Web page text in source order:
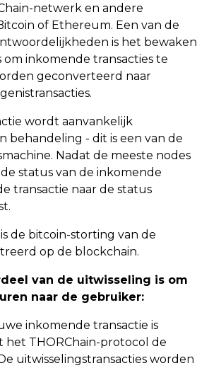
netwerk en andere
of Ethereum. Een van de
is het bewaken
inkomende transacties te
geconverteerd naar
wordt aanvankelijk
behandeling - dit is een van de
Nadat de meeste nodes
status van de inkomende
transactie naar de status
de bitcoin-storting van de
op de blockchain.
van de uitwisseling is om
naar de gebruiker:
inkomende transactie is
het THORChain-protocol de
uitwisselingstransacties worden